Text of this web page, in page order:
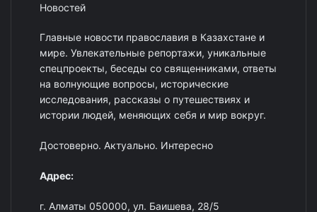
Новостей
Главные новости православия в Казахстане и
мире. Увлекательные репортажи, уникальные
спецпроекты, беседы со священниками, ответы
на волнующие вопросы, исторические
исследования, рассказы о путешествиях и
истории людей, меняющих себя и мир вокруг.
Достоверно. Актуально. Интересно
Адрес:
г. Алматы 050000, ул. Баишева, 28/5